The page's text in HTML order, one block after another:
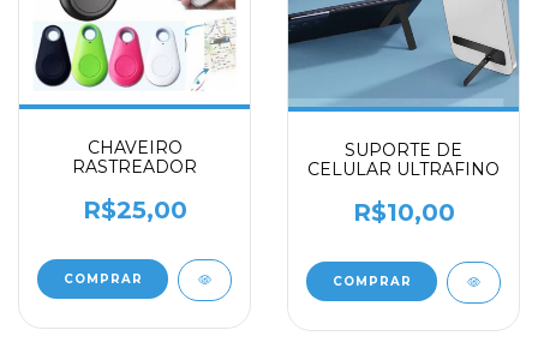
CHAVEIRO
RASTREADOR
R$25,00
COMPRAR
SUPORTE DE
CELULAR ULTRAFINO
R$10,00
COMPRAR